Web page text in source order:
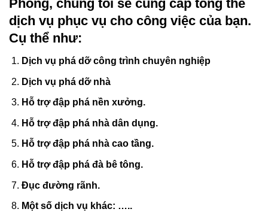
dịch vụ phục vụ cho công việc của bạn.
Cụ thể như:
Dịch vụ phá dỡ công trình chuyên nghiệp
Dịch vụ phá dỡ nhà
Hỗ trợ đập phá nền xưởng.
Hỗ trợ đập phá nhà dân dụng.
Hỗ trợ đập phá nhà cao tầng.
Hỗ trợ đập phá đà bê tông.
Đục đường rãnh.
Một số dịch vụ khác: …..